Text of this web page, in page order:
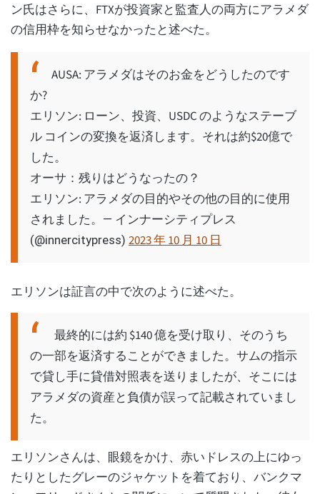
ン氏はさらに、FTXが投資家と監査人の両方にアラメダ
の信用枠を知らせなかったと述べた。
AUSA: アラメダはそのお金をどうしたのです
か?
エリソン: ローン、投資、USDC のようなステーブ
ル コインの変換を返済します。それは約$20億で
した。
オーサ：残りはどうなったの？
エリソン: アラメダの目的やその他の目的に使用
されました。 — インナーシティプレス
(@innercitypress) 2023 年 10 月 10 日
エリソンは証言の中で次のように述べた。
最終的には約 $140 億を受け取り、そのうち
の一部を返済することができました。サムの指示
で貸し手に貸借対照表を送りましたが、そこには
アラメダの資産と負債が誤って記載されていまし
た。
エリソンさんは、眼鏡をかけ、赤いドレスの上にゆっ
たりとしたグレーのジャケットを着ており、バンクマ